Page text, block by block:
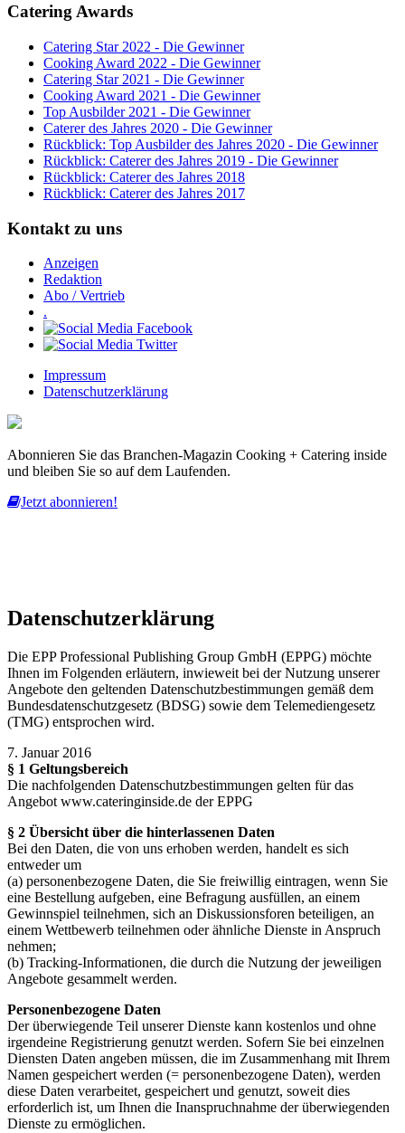
Catering Awards
Catering Star 2022 - Die Gewinner
Cooking Award 2022 - Die Gewinner
Catering Star 2021 - Die Gewinner
Cooking Award 2021 - Die Gewinner
Top Ausbilder 2021 - Die Gewinner
Caterer des Jahres 2020 - Die Gewinner
Rückblick: Top Ausbilder des Jahres 2020 - Die Gewinner
Rückblick: Caterer des Jahres 2019 - Die Gewinner
Rückblick: Caterer des Jahres 2018
Rückblick: Caterer des Jahres 2017
Kontakt zu uns
Anzeigen
Redaktion
Abo / Vertrieb
.
Impressum
Datenschutzerklärung
Abonnieren Sie das Branchen-Magazin Cooking + Catering inside
und bleiben Sie so auf dem Laufenden.
Jetzt abonnieren!
Datenschutzerklärung
Die EPP Professional Publishing Group GmbH (EPPG) möchte
Ihnen im Folgenden erläutern, inwieweit bei der Nutzung unserer
Angebote den geltenden Datenschutzbestimmungen gemäß dem
Bundesdatenschutzgesetz (BDSG) sowie dem Telemediengesetz
(TMG) entsprochen wird.
7. Januar 2016
§ 1 Geltungsbereich
Die nachfolgenden Datenschutzbestimmungen gelten für das
Angebot www.cateringinside.de der EPPG
§ 2 Übersicht über die hinterlassenen Daten
Bei den Daten, die von uns erhoben werden, handelt es sich
entweder um
(a) personenbezogene Daten, die Sie freiwillig eintragen, wenn Sie
eine Bestellung aufgeben, eine Befragung ausfüllen, an einem
Gewinnspiel teilnehmen, sich an Diskussionsforen beteiligen, an
einem Wettbewerb teilnehmen oder ähnliche Dienste in Anspruch
nehmen;
(b) Tracking-Informationen, die durch die Nutzung der jeweiligen
Angebote gesammelt werden.
Personenbezogene Daten
Der überwiegende Teil unserer Dienste kann kostenlos und ohne
irgendeine Registrierung genutzt werden. Sofern Sie bei einzelnen
Diensten Daten angeben müssen, die im Zusammenhang mit Ihrem
Namen gespeichert werden (= personenbezogene Daten), werden
diese Daten verarbeitet, gespeichert und genutzt, soweit dies
erforderlich ist, um Ihnen die Inanspruchnahme der überwiegenden
Dienste zu ermöglichen.